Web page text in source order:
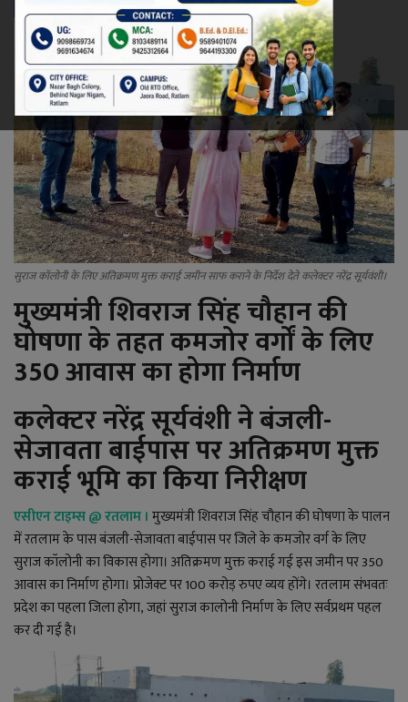
रेलवे
खेल
ज्योतिष
कला-साहित्य
निर्वाचन
धर्म-संस्कृति
करियर
वीडियो
YouTube
Language
English Hiindi
सुराज कॉलोनी के लिए अतिक्रमण मुक्त कराई जमीन साफ कराने के निर्देश देते कलेक्टर नरेंद्र सूर्यवंशी।
मुख्यमंत्री शिवराज सिंह चौहान की
घोषणा के तहत कमजोर वर्गों के लिए
350 आवास का होगा निर्माण
कलेक्टर नरेंद्र सूर्यवंशी ने बंजली-
सेजावता बाईपास पर अतिक्रमण मुक्त
कराई भूमि का किया निरीक्षण
एसीएन टाइम्स@रतलाम । मुख्यमंत्री शिवराज सिंह चौहान की घोषणा के पालन
में रतलाम के पास बंजली-सेजावता बाईपास पर जिले के कमजोर वर्ग के लिए
सुराज कॉलोनी का विकास होगा। अतिक्रमण मुक्त कराई गई इस जमीन पर 350
आवास का निर्माण होगा। प्रोजेक्ट पर 100 करोड़ रुपए व्यय होंगे। रतलाम संभवतः
प्रदेश का पहला जिला होगा, जहां सुराज कालोनी निर्माण के लिए सर्वप्रथम पहल
कर दी गई है।